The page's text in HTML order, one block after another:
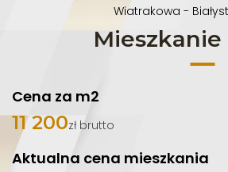
Wiatrakowa -
Mieszkanie
Cena za m2
11 200zł brutto
Aktualna cena mieszkania